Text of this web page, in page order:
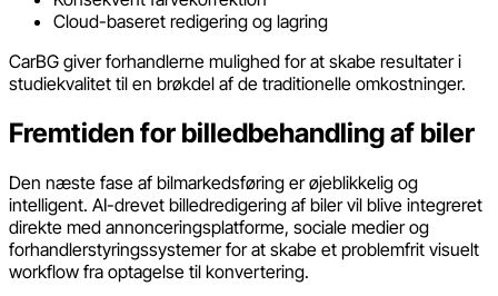
Cloud-baseret redigering og lagring
CarBG giver forhandlerne mulighed for at skabe resultater i
studiekvalitet til en brøkdel af de traditionelle omkostninger.
Fremtiden for billedbehandling af biler
Den næste fase af bilmarkedsføring er øjeblikkelig og
intelligent. AI-drevet billedredigering af biler vil blive integreret
direkte med annonceringsplatforme, sociale medier og
forhandlerstyringssystemer for at skabe et problemfrit visuelt
workflow fra optagelse til konvertering.